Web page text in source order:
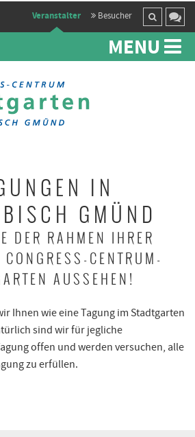
+ ANFRAGE
Zeit oder möchten Ihr Anliegen gerne
haben Sie die Möglichkeit ergänzende
Veranstalter Besucher
MENU
IN
GMÜND
DER RAHMEN IHRER
CENTRUM-
AUSSEHEN!
Ihnen wie eine Tagung im Stadtgarten
sind wir für jegliche
offen und werden versuchen, alle
zu erfüllen.